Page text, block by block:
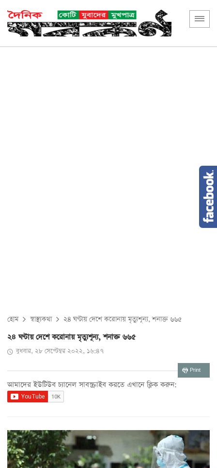
হোম স্বাস্থ্যকথা ২৪ ঘণ্টায় দেশে করোনায় মৃত্যুশূন্য, শনাক্ত ৬৬৫
২৪ ঘণ্টায় দেশে করোনায় মৃত্যুশূন্য, শনাক্ত ৬৬৫
বুধবার, ২৮ সেপ্টেম্বর ২০২২, ১৬:৪৭
Print
আমাদের ইউটিউব চ্যানেল সাবস্ক্রাইব করতে এখানে ক্লিক করুন: